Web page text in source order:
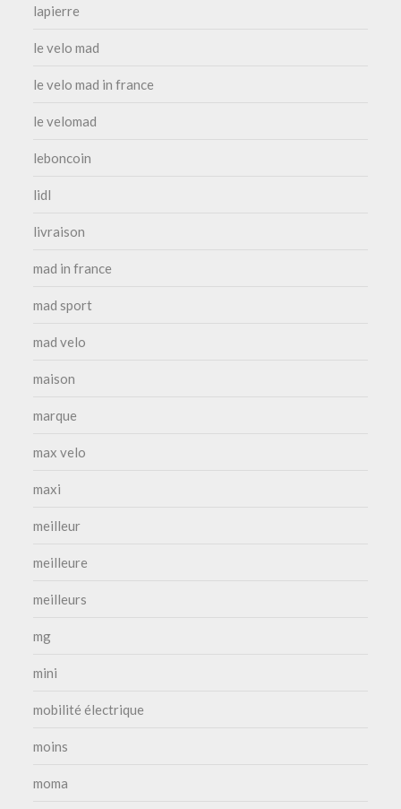
lapierre
le velo mad
le velo mad in france
le velomad
leboncoin
lidl
livraison
mad in france
mad sport
mad velo
maison
marque
max velo
maxi
meilleur
meilleure
meilleurs
mg
mini
mobilité électrique
moins
moma